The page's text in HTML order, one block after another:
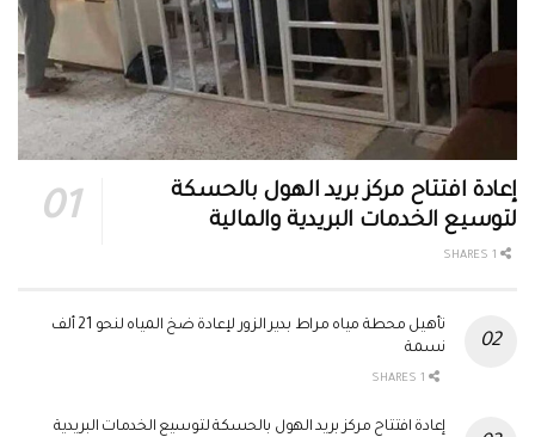
إعادة افتتاح مركز بريد الهول بالحسكة
لتوسيع الخدمات البريدية والمالية
تأهيل محطة مياه مراط بدير الزور لإعادة ضخ المياه لنحو 21 ألف
نسمة
إعادة افتتاح مركز بريد الهول بالحسكة لتوسيع الخدمات البريدية